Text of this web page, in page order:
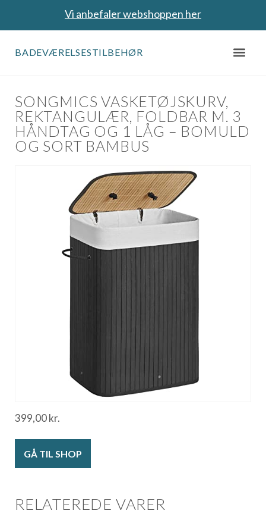
Vi anbefaler webshoppen her
BADEVÆRELSESTILBEHØR
SONGMICS VASKETØJSKURV,
REKTANGULÆR, FOLDBAR M. 3
HÅNDTAG OG 1 LÅG – BOMULD
OG SORT BAMBUS
399,00kr.
GÅ TIL SHOP
RELATEREDE VARER